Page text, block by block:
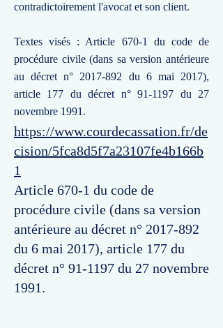
contradictoirement l'avocat et son client.
Textes visés : Article 670-1 du code de
procédure civile (dans sa version antérieure
au décret n° 2017-892 du 6 mai 2017),
article 177 du décret n° 91-1197 du 27
novembre 1991.
https://www.courdecassation.fr/de
cision/5fca8d5f7a23107fe4b166b
1
Article 670-1 du code de
procédure civile (dans sa version
antérieure au décret n° 2017-892
du 6 mai 2017), article 177 du
décret n° 91-1197 du 27 novembre
1991.